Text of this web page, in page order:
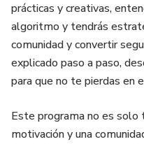
prácticas y creativas,
algoritmo y tendrás
comunidad y convertir
explicado paso a paso,
para que no te pierdas en
Este programa no es solo
motivación y una